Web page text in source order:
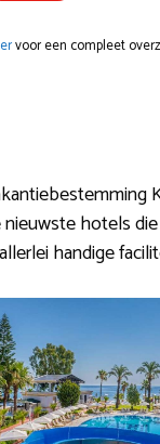
voor een compleet
nieuwste hotels
handige